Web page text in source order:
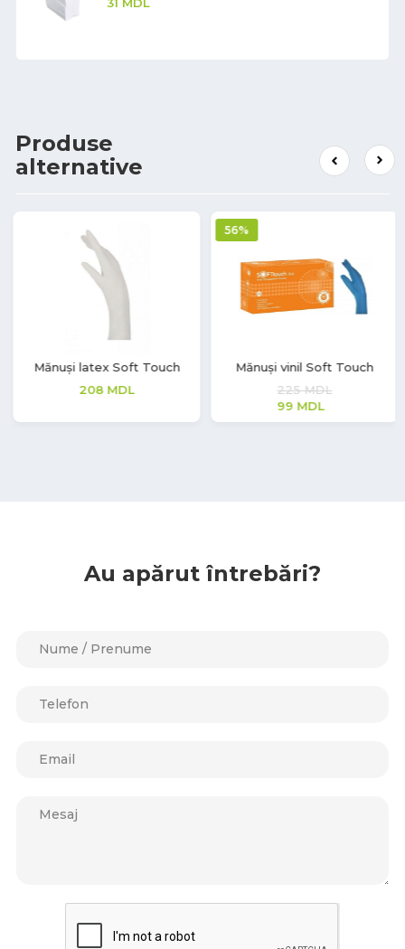
Produse
alternative
Mănuși latex Soft Touch
208MDL
56%
Mănuși vinil Soft Touch
225MDL
99 MDL
Au apărut întrebări?